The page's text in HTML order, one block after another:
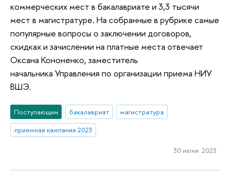
коммерческих мест в бакалавриате и 3,3 тысячи
мест в магистратуре. На собранные в рубрике самые
популярные вопросы о заключении договоров,
скидках и зачислении на платные места отвечает
Оксана Кононенко, заместитель
начальника Управления по организации приема НИУ
ВШЭ.
Поступающим бакалавриат
магистратура
приемная кампания 2023
30 июня 2023